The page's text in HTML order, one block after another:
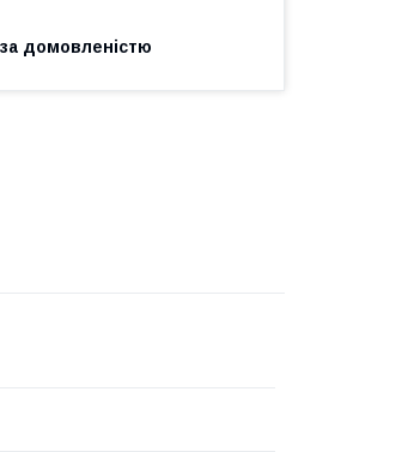
за домовленістю